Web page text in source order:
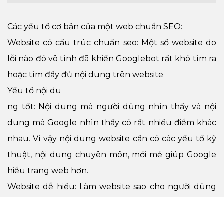
Các yếu tố cơ bản của một web chuẩn SEO:
Website có cấu trúc chuẩn seo: Một số website do
lỗi nào đó vô tình đã khiến Googlebot rất khó tìm ra
hoặc tìm đầy đủ nội dung trên website
Yếu tố nội du
ng tốt: Nội dung mà người dùng nhìn thấy và nội
dung mà Google nhìn thấy có rất nhiều điểm khác
nhau. Vì vậy nội dung website cần có các yếu tố kỹ
thuật, nội dung chuyên môn, mới mẻ giúp Google
hiểu trang web hơn.
Website dễ hiểu: Làm website sao cho người dùng